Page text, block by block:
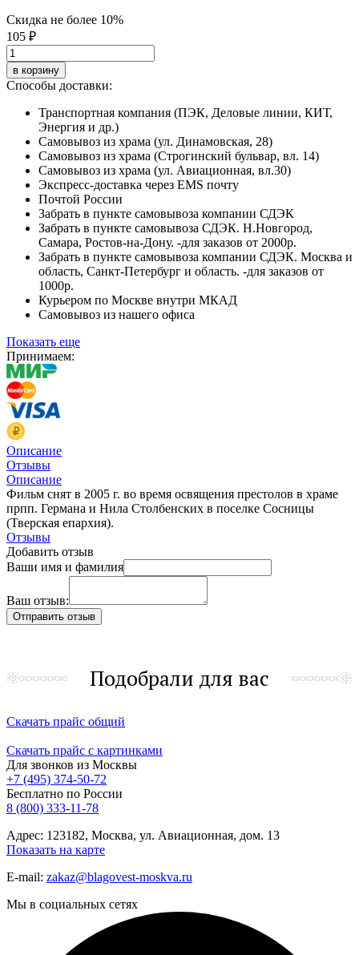
Скидка не более 10%
105 ₽
в корзину
Способы доставки:
Транспортная компания (ПЭК, Деловые линии, КИТ,
Энергия и др.)
Самовывоз из храма (ул. Динамовская, 28)
Самовывоз из храма (Строгинский бульвар, вл. 14)
Самовывоз из храма (ул. Авиационная, вл.30)
Экспресс-доставка через EMS почту
Почтой России
Забрать в пункте самовывоза компании СДЭК
Забрать в пункте самовывоза СДЭК. Н.Новгород,
Самара, Ростов-на-Дону. -для заказов от 2000р.
Забрать в пункте самовывоза компании СДЭК. Москва и
область, Санкт-Петербург и область. -для заказов от
1000р.
Курьером по Москве внутри МКАД
Самовывоз из нашего офиса
Показать еще
Принимаем:
Описание
Отзывы
Описание
Фильм снят в 2005 г. во время освящения престолов в храме
прпп. Германа и Нила Столбенских в поселке Сосницы
(Тверская епархия).
Отзывы
Добавить отзыв
Ваши имя и фамилия
Ваш отзыв:
Подобрали для вас
Скачать прайс общий
Скачать прайс с картинками
Для звонков из Москвы
+7 (495) 374-50-72
Бесплатно по России
8 (800) 333-11-78
Адрес: 123182, Москва, ул. Авиационная, дом. 13
Показать на карте
E-mail: zakaz@blagovest-moskva.ru
Мы в социальных сетях